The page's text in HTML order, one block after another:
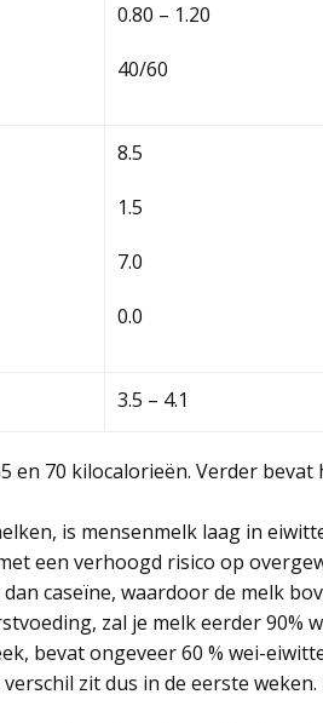
0.80 – 1.20
40/60
8.5
1.5
7.0
0.0
3.5 – 4.1
en 70 kilocalorieën. Verder
is mensenmelk laag in
een verhoogd risico op
caseïne, waardoor de melk
zal je melk eerder 90%
bevat ongeveer 60 % wei-
zit dus in de eerste